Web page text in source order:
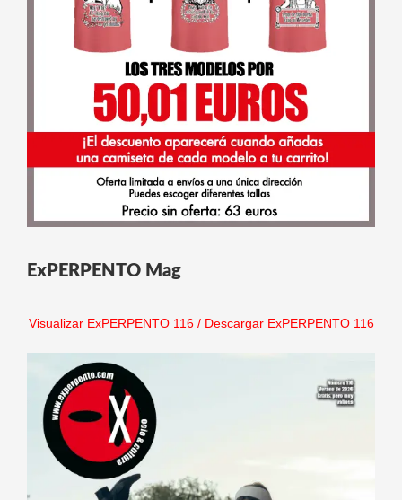
ExPERPENTO Mag
Visualizar ExPERPENTO 116/ Descargar ExPERPENTO 116